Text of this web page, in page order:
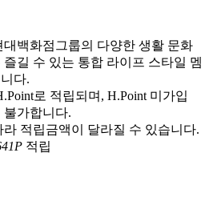
대백화점그룹의 다양한 생활 문화
길 수 있는 통합 라이프 스타일 멤
다.
로 적립되며, H.Point 미가입
불가합니다.
라 적립금액이 달라질 수 있습니다.
적립